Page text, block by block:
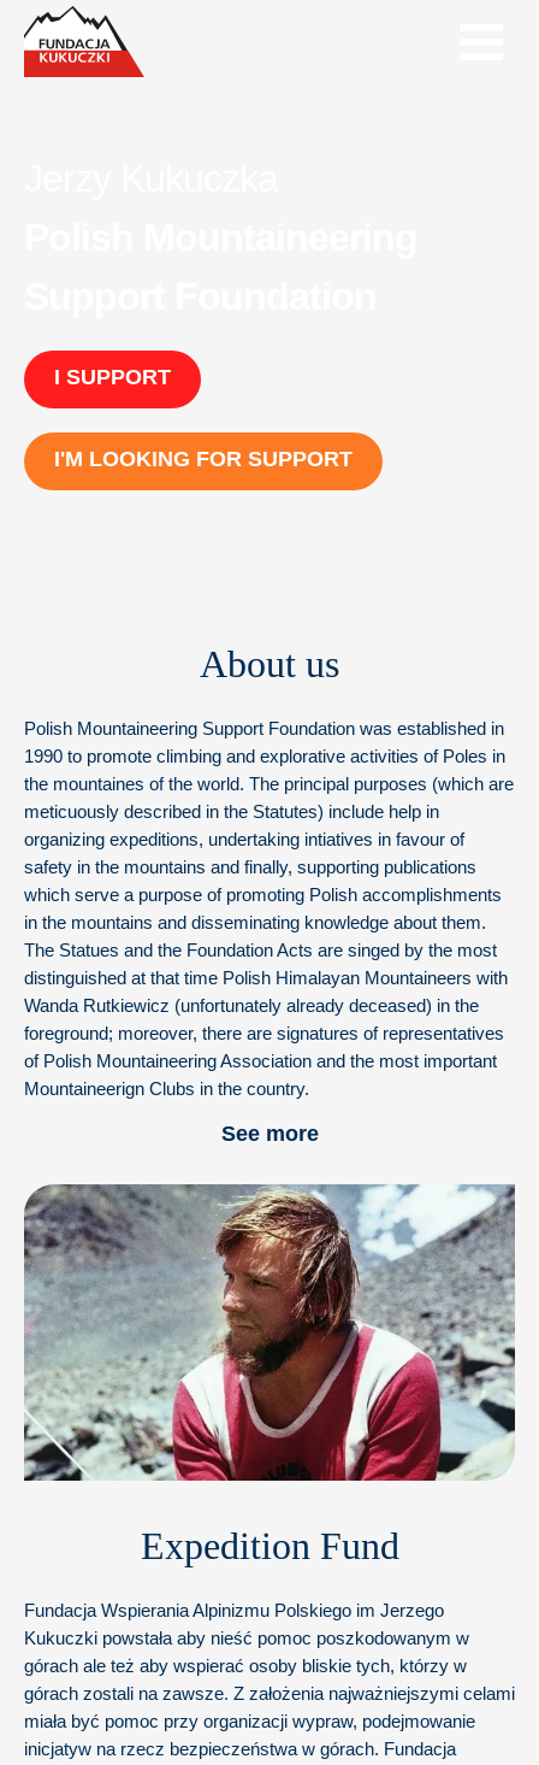
I SUPPORT
I'M LOOKING FOR SUPPORT
About us
Polish Mountaineering Support Foundation was established in
1990 to promote climbing and explorative activities of Poles in
the mountaines of the world. The principal purposes (which are
meticuously described in the Statutes) include help in
organizing expeditions, undertaking intiatives in favour of
safety in the mountains and finally, supporting publications
which serve a purpose of promoting Polish accomplishments
in the mountains and disseminating knowledge about them.
The Statues and the Foundation Acts are singed by the most
distinguished at that time Polish Himalayan Mountaineers with
Wanda Rutkiewicz (unfortunately already deceased) in the
foreground; moreover, there are signatures of representatives
of Polish Mountaineering Association and the most important
Mountaineerign Clubs in the country.
See more
Expedition Fund
Fundacja Wspierania Alpinizmu Polskiego im Jerzego
Kukuczki powstała aby nieść pomoc poszkodowanym w
górach ale też aby wspierać osoby bliskie tych, którzy w
górach zostali na zawsze. Z założenia najważniejszymi celami
miała być pomoc przy organizacji wypraw, podejmowanie
inicjatyw na rzecz bezpieczeństwa w górach. Fundacja